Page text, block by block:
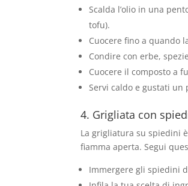
Scalda l’olio in una
tofu).
Cuocere fino a quando
Condire con erbe,
Cuocere il composto a
Servi caldo e gustati un
4. Grigliata con
La grigliatura su spiedini
fiamma aperta. Segui
Immergere gli spiedini